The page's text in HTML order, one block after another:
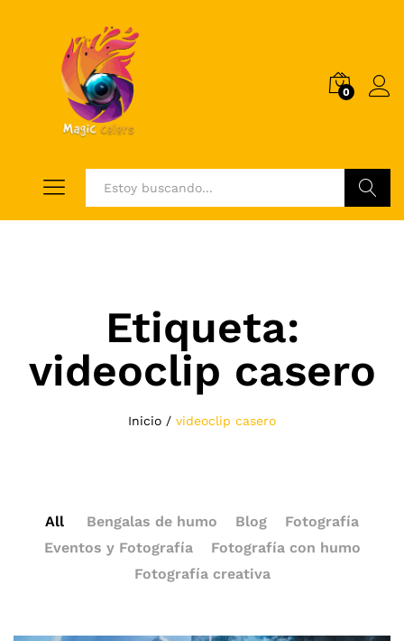
0
Etiqueta:
videoclip casero
Inicio / videoclip casero
All Bengalas de humo Blog
Fotografía
Eventos y Fotografía
Fotografía con humo
Fotografía creativa